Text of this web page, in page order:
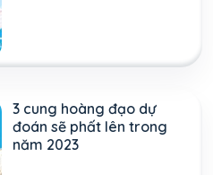
3 cung hoàng đạo dự
đoán sẽ phất lên trong
năm 2023